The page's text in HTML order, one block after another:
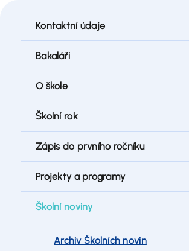
Kontaktní údaje
Bakaláři
O škole
Školní rok
Zápis do prvního ročníku
Projekty a programy
Školní noviny
Archiv Školních novin